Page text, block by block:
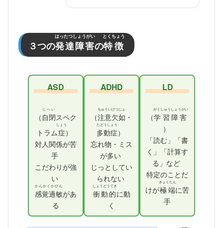
３つの発達障害
はったつしょうがい
の特徴
とくちょう
ASD
（自閉
じへい
スペク
トラム症
しょう
）
対人関係が苦
手
こだわりが強
い
感覚過敏
かんかくかびん
があ
る
ADHD
（注意欠如
ちゅういけつじょ
・
多動症
たどうしょう
）
忘れ物・ミス
が多い
じっとしてい
られない
衝動的
しょうどうてき
に動
く
LD
（学習障害
がくしゅうしょうがい
）
「読む」「書
く」「計算す
る」など
特定のことだ
けが極端
きょくたん
に苦
手